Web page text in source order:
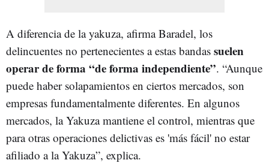
A diferencia de la yakuza, afirma Baradel, los
delincuentes no pertenecientes a estas bandas suelen
operar de forma “de forma independiente”. “Aunque
puede haber solapamientos en ciertos mercados, son
empresas fundamentalmente diferentes. En algunos
mercados, la Yakuza mantiene el control, mientras que
para otras operaciones delictivas es 'más fácil' no estar
afiliado a la Yakuza”, explica.